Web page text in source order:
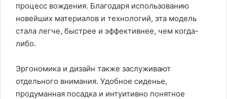
процесс вождения. Благодаря использованию
новейших материалов и технологий, эта модель
стала легче, быстрее и эффективнее, чем когда-
либо.
Эргономика и дизайн также заслуживают
отдельного внимания. Удобное сиденье,
продуманная посадка и интуитивно понятное